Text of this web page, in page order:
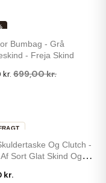
Bumbag - Grå
- Freja Skind
699,00 kr.
Og Clutch -
Sort Glat Skind Og
kr.